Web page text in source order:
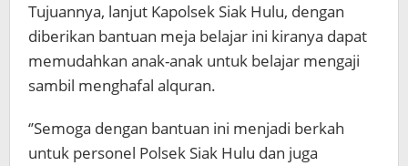
Tujuannya, lanjut Kapolsek Siak Hulu, dengan
diberikan bantuan meja belajar ini kiranya dapat
memudahkan anak-anak untuk belajar mengaji
sambil menghafal alquran.
‘’Semoga dengan bantuan ini menjadi berkah
untuk personel Polsek Siak Hulu dan juga